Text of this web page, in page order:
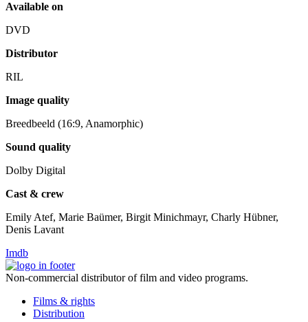
Available on
DVD
Distributor
RIL
Image quality
Breedbeeld (16:9, Anamorphic)
Sound quality
Dolby Digital
Cast & crew
Emily Atef, Marie Baümer, Birgit Minichmayr, Charly Hübner,
Denis Lavant
Imdb
Non-commercial distributor of film and video programs.
Films & rights
Distribution